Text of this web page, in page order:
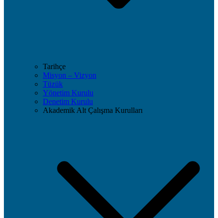
Tarihçe
Misyon – Vizyon
Tüzük
Yönetim Kurulu
Denetim Kurulu
Akademik Alt Çalışma Kurulları